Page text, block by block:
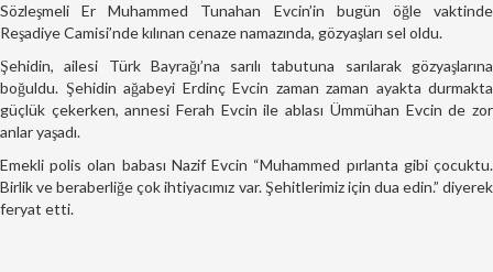
Sözleşmeli Er Muhammed Tunahan Evcin’in bugün öğle vaktinde
Reşadiye Camisi’nde kılınan cenaze namazında, gözyaşları sel oldu.
Şehidin, ailesi Türk Bayrağı’na sarılı tabutuna sarılarak gözyaşlarına
boğuldu. Şehidin ağabeyi Erdinç Evcin zaman zaman ayakta durmakta
güçlük çekerken, annesi Ferah Evcin ile ablası Ümmühan Evcin de zor
anlar yaşadı.
Emekli polis olan babası Nazif Evcin “Muhammed pırlanta gibi çocuktu.
Birlik ve beraberliğe çok ihtiyacımız var. Şehitlerimiz için dua edin.” diyerek
feryat etti.